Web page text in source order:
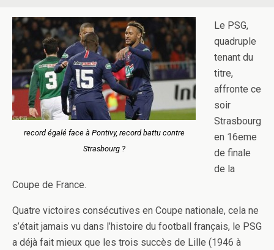
record égalé face à Pontivy, record battu contre
Strasbourg ?
Le PSG,
quadruple
tenant du
titre,
affronte ce
soir
Strasbourg
en 16eme
de finale
de la
Coupe de France.
Quatre victoires consécutives en Coupe nationale, cela ne
s’était jamais vu dans l’histoire du football français, le PSG
a déjà fait mieux que les trois succès de Lille (1946 à